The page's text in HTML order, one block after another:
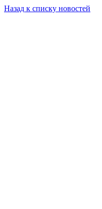
Назад к списку новостей